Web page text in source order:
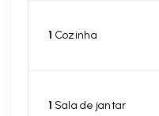
1 Cozinha
1 Sala de jantar